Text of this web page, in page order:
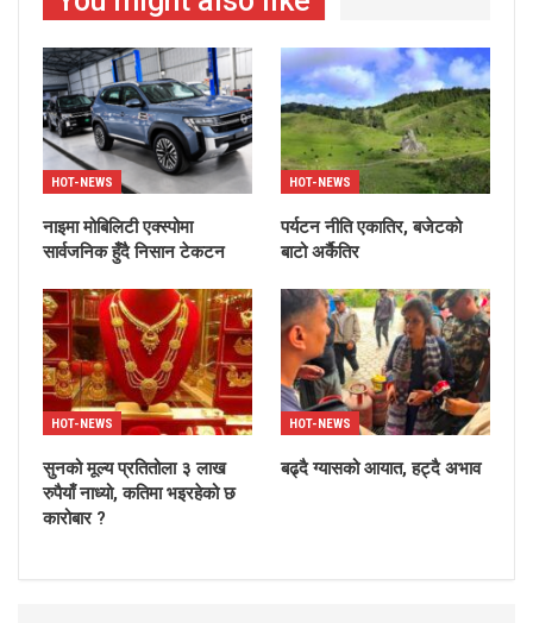
HOT-NEWS
नाइमा मोबिलिटी एक्स्पोमा
सार्वजनिक हुँदै निसान टेकटन
HOT-NEWS
पर्यटन नीति एकातिर, बजेटको
बाटो अर्कैतिर
HOT-NEWS
सुनको मूल्य प्रतितोला ३ लाख
रुपैयाँ नाध्यो, कतिमा भइरहेको छ
कारोबार ?
HOT-NEWS
बढ्दै ग्यासको आयात, हट्दै अभाव